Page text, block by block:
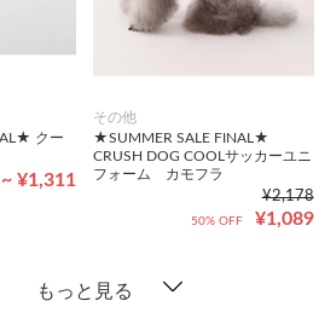
クー
¥1,311
その他
★SUMMER SALE FINAL★
CRUSH DOG COOLサッカーユニ
フォーム カモフラ
¥2,178
¥1,089
50% OFF
もっと見る